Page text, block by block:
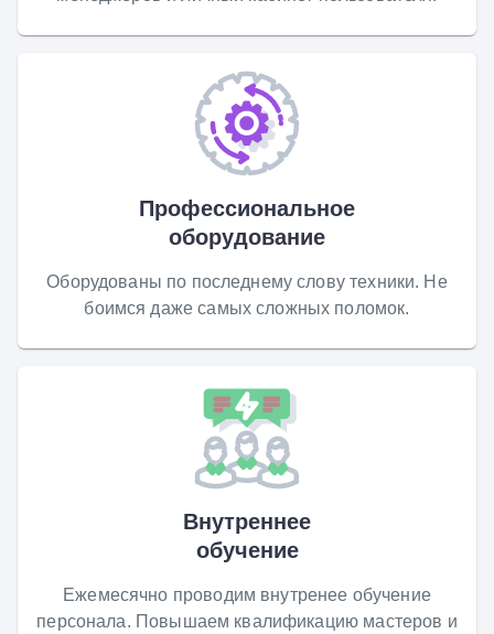
Профессиональное
оборудование
Оборудованы по последнему слову техники. Не
боимся даже самых сложных поломок.
Внутреннее
обучение
Ежемесячно проводим внутренее обучение
персонала. Повышаем квалификацию мастеров и